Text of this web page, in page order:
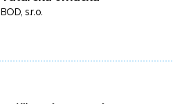
BOD, s.r.o.